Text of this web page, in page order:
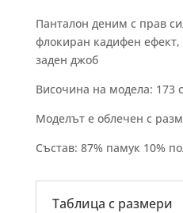
Панталон деним с прав
флокиран кадифен
заден джоб
Височина на модела: 173
Моделът е облечен с
Състав: 87% памук 10%
Таблица с размери